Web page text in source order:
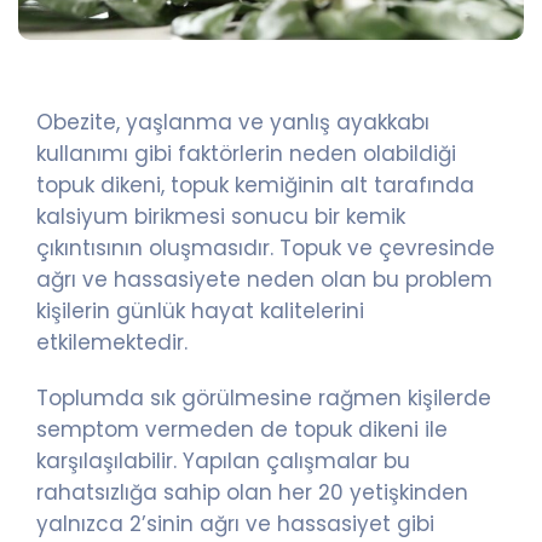
Obezite, yaşlanma ve yanlış ayakkabı
kullanımı gibi faktörlerin neden olabildiği
topuk dikeni, topuk kemiğinin alt tarafında
kalsiyum birikmesi sonucu bir kemik
çıkıntısının oluşmasıdır. Topuk ve çevresinde
ağrı ve hassasiyete neden olan bu problem
kişilerin günlük hayat kalitelerini
etkilemektedir.
Toplumda sık görülmesine rağmen kişilerde
semptom vermeden de topuk dikeni ile
karşılaşılabilir. Yapılan çalışmalar bu
rahatsızlığa sahip olan her 20 yetişkinden
yalnızca 2’sinin ağrı ve hassasiyet gibi